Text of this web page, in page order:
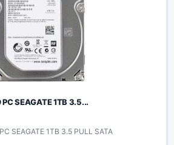
PC SEAGATE 1TB 3.5...
SEAGATE 1TB 3.5 PULL SATA